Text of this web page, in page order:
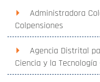
Administradora
Colpensiones
Agencia Distrital
Ciencia y la